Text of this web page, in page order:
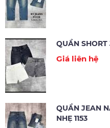
QUẦN
Giá liên hệ
QUẦN JEAN
NHẸ 1153